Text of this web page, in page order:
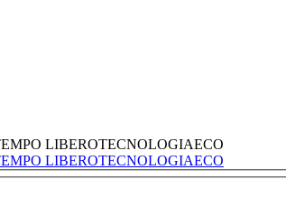
LIBEROTECNOLOGIAECO
LIBEROTECNOLOGIAECO